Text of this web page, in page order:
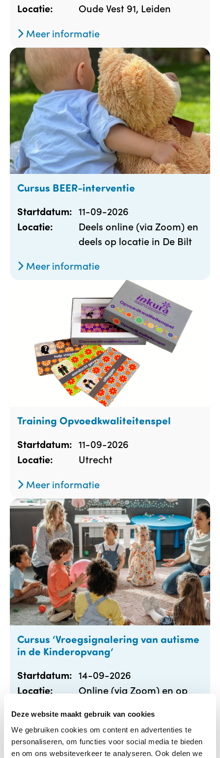
Deze website maakt gebruik van cookies
We gebruiken cookies om content en advertenties te
personaliseren, om functies voor social media te bieden
en om ons websiteverkeer te analyseren. Ook delen we
Locatie:
Oude Vest 91, Leiden
Meer informatie
Cursus BEER-interventie
Startdatum: 11-09-2026
Locatie:
Deels online (via Zoom) en
deels op locatie in De Bilt
Meer informatie
Training Opvoedkwaliteitenspel
Startdatum: 11-09-2026
Locatie:
Utrecht
Meer informatie
Cursus ‘Vroegsignalering van autisme
in de Kinderopvang’
Startdatum: 14-09-2026
Locatie:
Online (via Zoom) en op
Meer informatie